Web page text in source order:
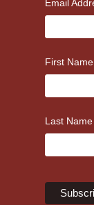
Email
First Name
Last Name